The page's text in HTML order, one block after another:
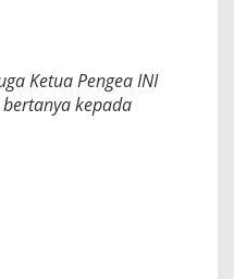
Ketua Pengea INI
kepada